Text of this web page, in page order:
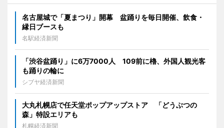
名古屋城で「夏まつり」開幕 盆踊りを毎日開催、飲食・
縁日ブースも
名駅経済新聞
「渋谷盆踊り」に6万7000人 109前に櫓、外国人観光客
も踊りの輪に
シブヤ経済新聞
大丸札幌店で任天堂ポップアップストア 「どうぶつの
森」特設エリアも
札幌経済新聞